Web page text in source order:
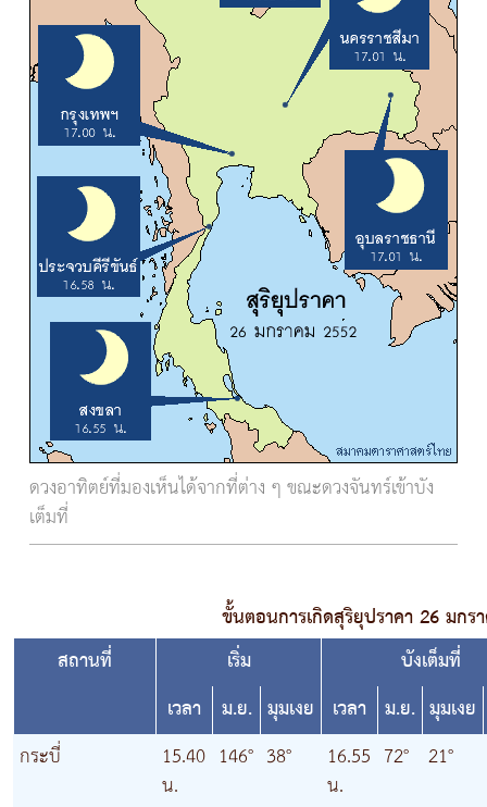
ดวงอาทิตย์ที่มองเห็นได้จากที่ต่าง ๆ ขณะดวงจันทร์เข้าบัง
เต็มที่
ขั้นตอนการเกิดสุริยุปราคา 26 มกร
สถานที่
เริ่ม
บังเต็มที่
เวลา ม.ย. มุมเงย เวลา ม.ย. มุมเงย
กระบี่
15.40
น.
146° 38° 16.55
น.
72° 21°